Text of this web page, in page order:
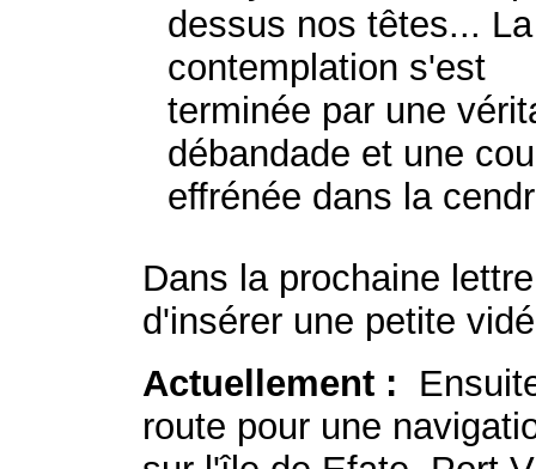
dessus nos têtes... La
contemplation s'est
terminée par une
débandade et une
effrénée dans la
Dans la prochaine
d'insérer une petite
Actuellement :
route pour une